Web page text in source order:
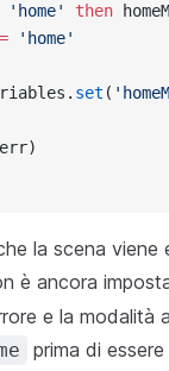
'home' then
=
'home'
set (
la scena viene
è ancora
e la modalità
prima di